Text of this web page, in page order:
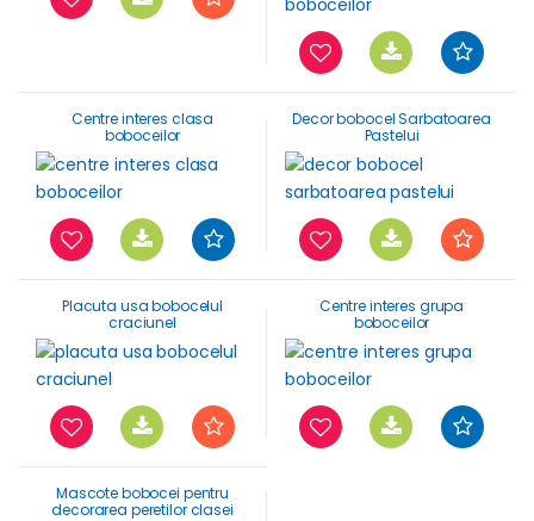
Centre interes clasa
boboceilor
Decor bobocel Sarbatoarea
Pastelui
Placuta usa bobocelul
craciunel
Centre interes grupa
boboceilor
Mascote bobocei pentru
decorarea peretilor clasei